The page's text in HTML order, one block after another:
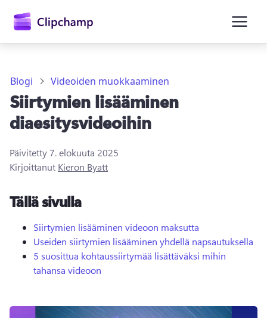
Kirjaudu sisään
Blogi Videoiden muokkaaminen
Siirtymien lisääminen
diaesitysvideoihin
Päivitetty7. elokuuta 2025
Kirjoittanut Kieron Byatt
Tällä sivulla
Siirtymien lisääminen videoon maksutta
Useiden siirtymien lisääminen yhdellä napsautuksella
5 suosittua kohtaussiirtymää lisättäväksi mihin
tahansa videoon